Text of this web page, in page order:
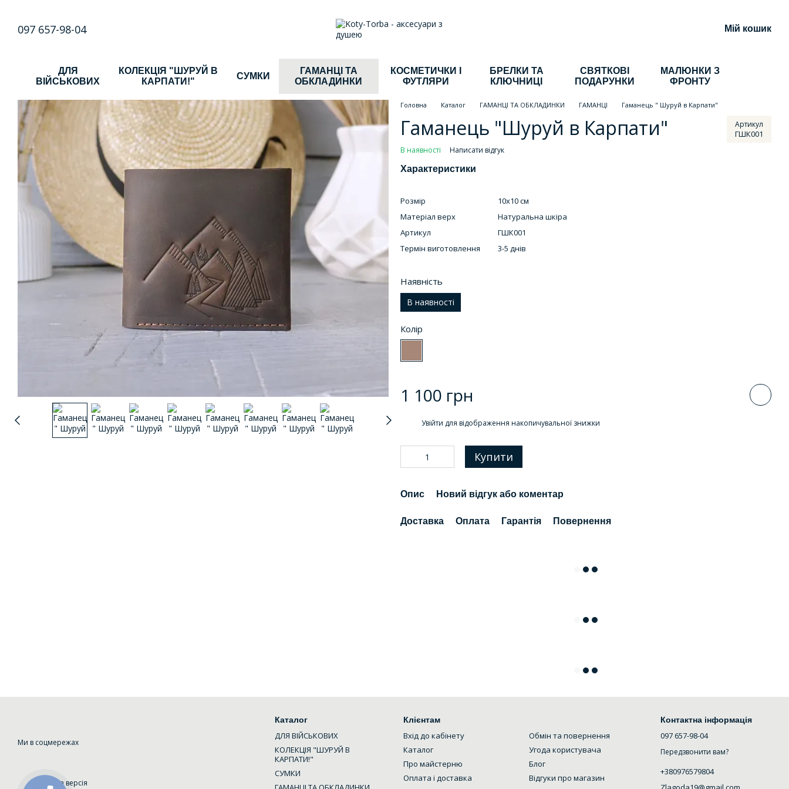
097 657-98-04 Мій кошик
ДЛЯ
ВІЙСЬКОВИХ
КОЛЕКЦІЯ "ШУРУЙ В
КАРПАТИ!"
СУМКИ
ГАМАНЦІ ТА
ОБКЛАДИНКИ
КОСМЕТИЧКИ І
ФУТЛЯРИ
БРЕЛКИ ТА
КЛЮЧНИЦІ
СВЯТКОВІ
ПОДАРУНКИ
МАЛЮНКИ З
ФРОНТУ
Головна Каталог ГАМАНЦІ ТА ОБКЛАДИНКИ ГАМАНЦІ Гаманець " Шуруй в Карпати"
Гаманець "Шуруй в Карпати" Артикул
ГШК001
В наявності
Написати відгук
Характеристики
Розмір
10х10 см
Матеріал верх
Натуральна шкіра
Артикул
ГШК001
Термін виготовлення
3-5 днів
Наявність
В наявності
Колір
1 100 грн
Увійти для відображення накопичувальної знижки
Купити
Опис Новий відгук або коментар
Доставка Оплата Гарантія Повернення
Ми в соцмережах
Мобільна версія
Каталог
ДЛЯ ВІЙСЬКОВИХ
КОЛЕКЦІЯ "ШУРУЙ В
КАРПАТИ!"
СУМКИ
Клієнтам
Вхід до кабінету
Каталог
Про майстерню
Оплата і доставка
Обмін та повернення
Угода користувача
Блог
Відгуки про магазин
Контактна інформація
097 657-98-04
Передзвонити вам?
+380976579804